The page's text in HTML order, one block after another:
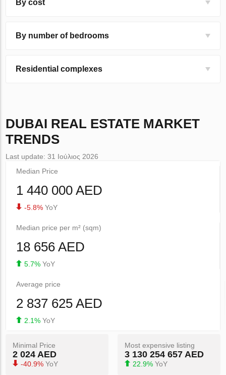
By cost
By number of bedrooms
Residential complexes
DUBAI REAL ESTATE MARKET
TRENDS
Last update: 31 Ιούλιος 2026
Median Price
1 440 000 AED
-5.8% YoY
Median price per m² (sqm)
18 656 AED
5.7% YoY
Average price
2 837 625 AED
2.1% YoY
Minimal Price
2 024 AED
-40.9% YoY
Most expensive listing
3 130 254 657 AED
22.9% YoY